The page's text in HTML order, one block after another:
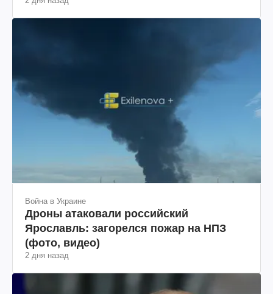
Война в Украине
Дроны атаковали российский
Ярославль: загорелся пожар на НПЗ
(фото, видео)
2 дня назад